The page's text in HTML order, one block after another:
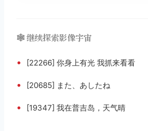
🕸️ 继续探索影像宇宙
• [22266] 你身上有光 我抓来看看
• [20685] また、あしたね
• [19347] 我在普吉岛，天气晴